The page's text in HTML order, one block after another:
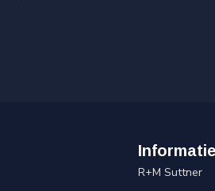
Informatie
R+M Suttner